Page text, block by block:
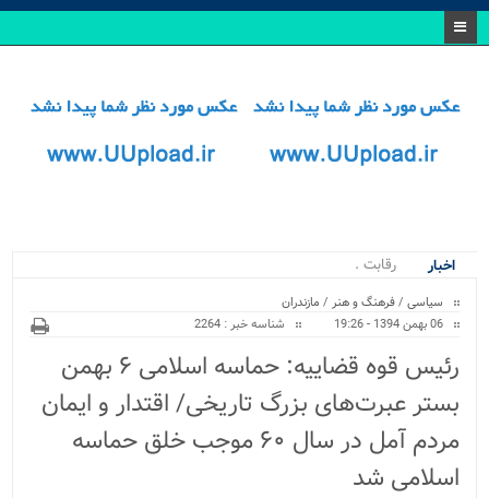
اخبار
رقابت نفسگیر.
سیاسی /فرهنگ و هنر / مازندران
06 بهمن 1394 - 19:26
شناسه خبر : 2264
رئیس قوه قضاییه: حماسه اسلامی ۶ بهمن
بستر عبرت‌های بزرگ تاریخی/ اقتدار و ایمان
مردم آمل در سال ۶۰ موجب خلق حماسه
اسلامی شد